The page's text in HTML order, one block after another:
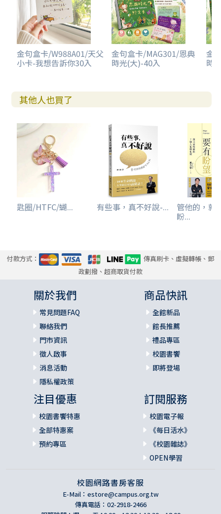
金句盒卡/W988A01/天父
小卡-我想告訴你30入
金句盒卡/MAG301/恩典
時光(大)-40入
金
時
其他人也買了
匙圈/HTFC/蝴... 有些事，真不好說-... 管他的，就
盼...
付款方式：
傳真刷卡、虛擬轉帳、郵
政劃撥、超商取貨付款
關於我們
常見問題FAQ
聯絡我們
門市資訊
徵人啟事
消息活動
隱私權政策
商品快訊
全館新品
館長推薦
禮品專區
校園書饗
即將登場
注目優惠
校園書饗特惠
全部特惠案
預約專區
訂閱服務
校園電子報
《每日活水》
《校園雜誌》
OPEN學習
校園網路書房客服
E-Mail： estore@campus.org.tw
傳真電話：02-2918-2466